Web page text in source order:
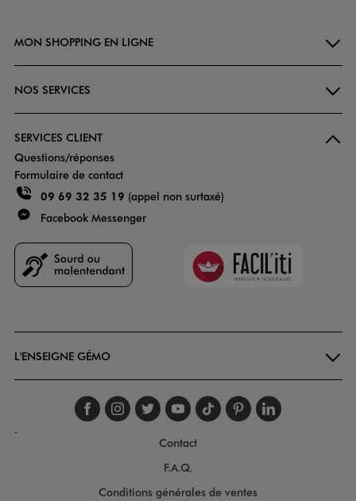
MON SHOPPING EN LIGNE
NOS SERVICES
SERVICES CLIENT
Questions/réponses
Formulaire de contact
09 69 32 35 19 (appel non surtaxé)
Facebook Messenger
Faciliti
L'ENSEIGNE GÉMO
Suivez-nous sur
Suivez-nous sur
Suivez-nous sur
Suivez-nous
Suivez-nous
Suivez-
.
Contact
F.A.Q.
Conditions générales de ventes